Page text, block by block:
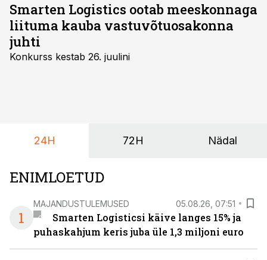
Smarten Logistics ootab meeskonnaga
liituma kauba vastuvõtuosakonna
juhti
Konkurss kestab 26. juulini
24H 72H Nädal
ENIMLOETUD
1
MAJANDUSTULEMUSED 05.08.26, 07:51
Smarten Logisticsi käive langes 15% ja
puhaskahjum keris juba üle 1,3 miljoni euro